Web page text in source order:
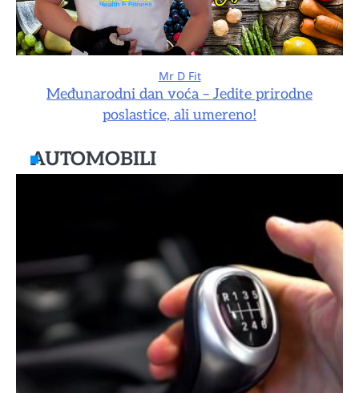
Mr D Fit
Međunarodni dan voća – Jedite prirodne
poslastice, ali umereno!
AUTOMOBILI